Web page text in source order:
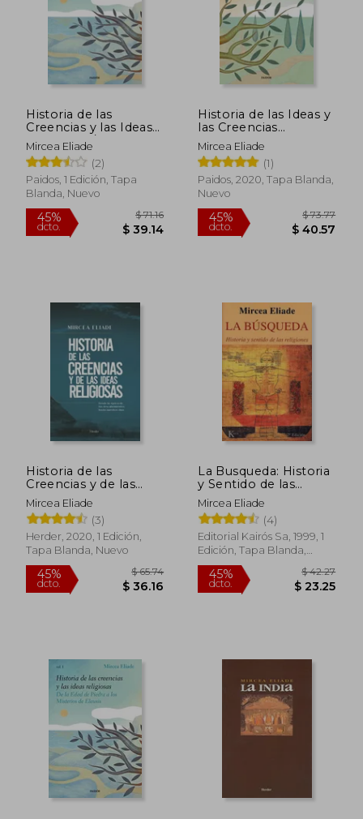
45%
dcto. $ 21.88
45%
dcto. $
Historia de las
Creencias y las Ideas
Religiosas / Vol. 1
Mircea Eliade
(2)
Paidos, 1 Edición, Tapa
Blanda, Nuevo
45%
dcto. $ 39.14
Historia de las Ideas y
las Creencias
Religiosas Vol. 3 de
Mahoma a la era de
las Reformas
Mircea Eliade
(1)
Paidos, 2020, Tapa Blanda,
Nuevo
45%
dcto. $
Historia de las
Creencias y de las
Ideas Religiosas
Mircea Eliade
(3)
Herder, 2020, 1 Edición,
Tapa Blanda, Nuevo
La Busqueda: Historia
y Sentido de las
Religiones
Mircea Eliade
(4)
Editorial Kairós Sa, 1999, 1
Edición, Tapa Blanda,
Nuevo